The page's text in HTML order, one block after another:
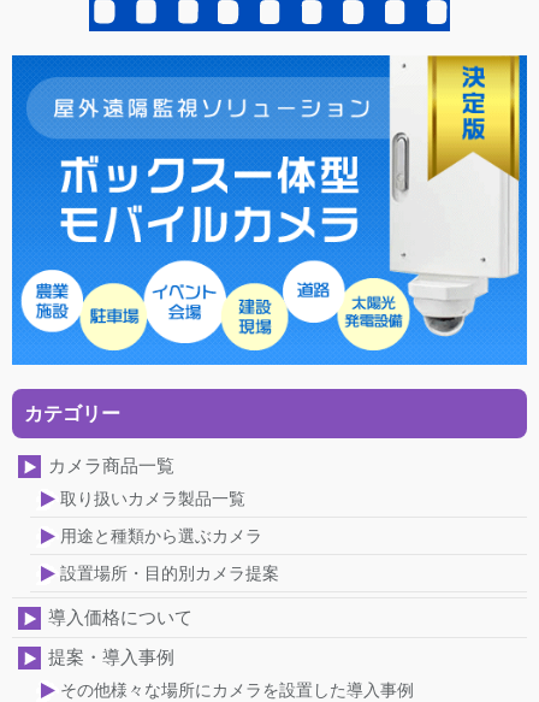
カテゴリー
カメラ商品一覧
取り扱いカメラ製品一覧
用途と種類から選ぶカメラ
設置場所・目的別カメラ提案
導入価格について
提案・導入事例
その他様々な場所にカメラを設置した導入事例